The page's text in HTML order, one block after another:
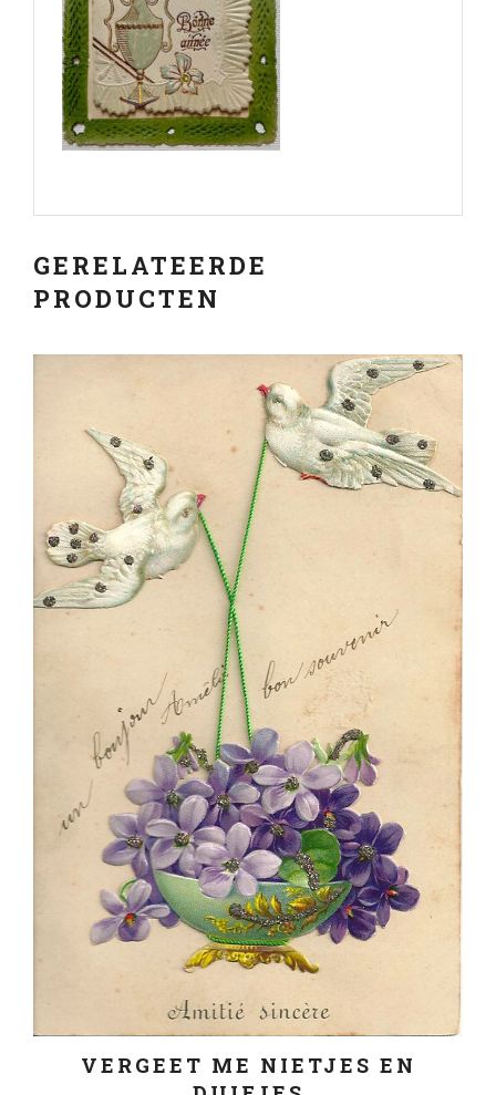
GERELATEERDE
PRODUCTEN
VERGEET ME NIETJES EN